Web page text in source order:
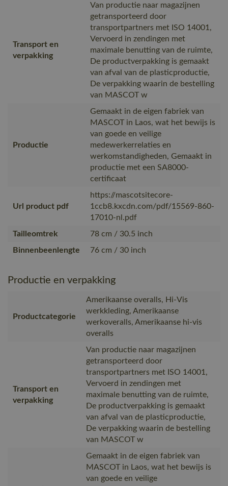
Transport en
verpakking
Van productie naar magazijnen
getransporteerd door
transportpartners met ISO 14001,
Vervoerd in zendingen met
maximale benutting van de ruimte,
De productverpakking is gemaakt
van afval van de plasticproductie,
De verpakking waarin de bestelling
van MASCOT w
Productie
Gemaakt in de eigen fabriek van
MASCOT in Laos, wat het bewijs is
van goede en veilige
medewerkerrelaties en
werkomstandigheden, Gemaakt in
productie met een SA8000-
certificaat
Url product pdf
https://mascotsitecore-
1ccb8.kxcdn.com/pdf/15569-860-
17010-nl.pdf
Tailleomtrek
78 cm / 30.5 inch
Binnenbeenlengte
76 cm / 30 inch
Productie en verpakking
Productcategorie
Amerikaanse overalls, Hi-Vis
werkkleding, Amerikaanse
werkoveralls, Amerikaanse hi-vis
overalls
Transport en
verpakking
Van productie naar magazijnen
getransporteerd door
transportpartners met ISO 14001,
Vervoerd in zendingen met
maximale benutting van de ruimte,
De productverpakking is gemaakt
van afval van de plasticproductie,
De verpakking waarin de bestelling
van MASCOT w
Gemaakt in de eigen fabriek van
MASCOT in Laos, wat het bewijs is
van goede en veilige